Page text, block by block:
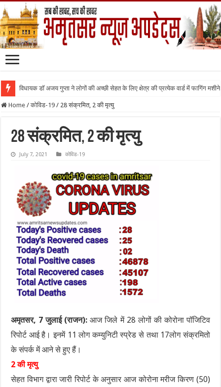
विधायक डॉ अजय गुप्ता ने लोगों की अच्छी सेहत के लिए क्षेत्र की प्रत्येक वार्ड में फागिंग मशीने
Home / कोविड-19 / 28 संक्रमित, 2 की मृत्यु
28 संक्रमित, 2 की मृत्यु
July 7, 2021 कोविड-19
अमृतसर, 7 जुलाई (राजन): आज जिले में 28 लोगों की कोरोना पॉजिटिव
रिपोर्ट आई है। इनमें 11 लोग कम्युनिटी स्प्रेड से तथा 17लोग संक्रमितो
के संपर्क में आने से हुए हैं।
2 की मृत्यु
सेहत विभाग द्वारा जारी रिपोर्ट के अनुसार आज कोरोना मरीज किरण (50)